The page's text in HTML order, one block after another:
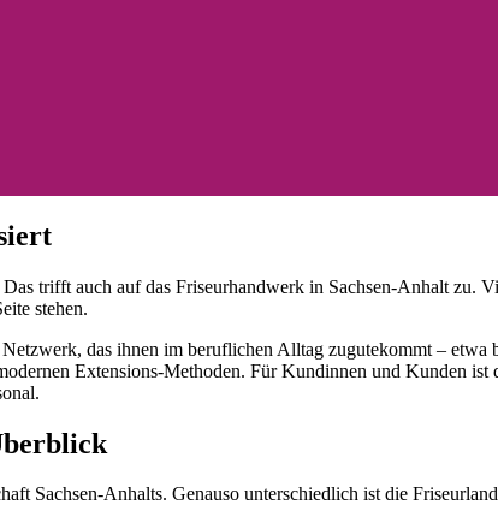
trifft auch auf das Friseurhandwerk in Sachsen-Anhalt zu.
stehen.
das ihnen im beruflichen Alltag zugutekommt –
Extensions-Methoden. Für Kundinnen und Kunden ist
Sachsen-Anhalts. Genauso unterschiedlich ist die